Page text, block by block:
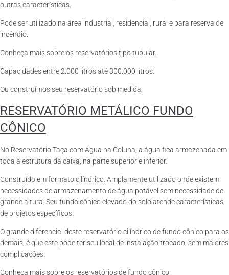
outras características.
Pode ser utilizado na área industrial, residencial, rural e para reserva de
incêndio.
Conheça mais sobre os reservatórios tipo tubular.
Capacidades entre 2.000 litros até 300.000 litros.
Ou construímos seu reservatório sob medida.
RESERVATÓRIO METÁLICO FUNDO
CÔNICO
No Reservatório Taça com Água na Coluna, a água fica armazenada em
toda a estrutura da caixa, na parte superior e inferior.
Construído em formato cilíndrico. Amplamente utilizado onde existem
necessidades de armazenamento de água potável sem necessidade de
grande altura. Seu fundo cônico elevado do solo atende características
de projetos específicos.
O grande diferencial deste reservatório cilíndrico de fundo cônico para os
demais, é que este pode ter seu local de instalação trocado, sem maiores
complicações.
Conheça mais sobre os reservatórios de fundo cônico.